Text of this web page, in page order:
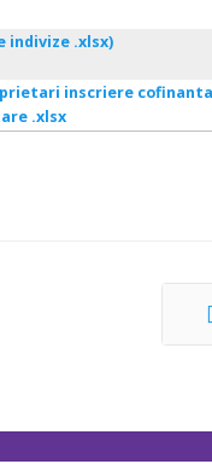
.xlsx